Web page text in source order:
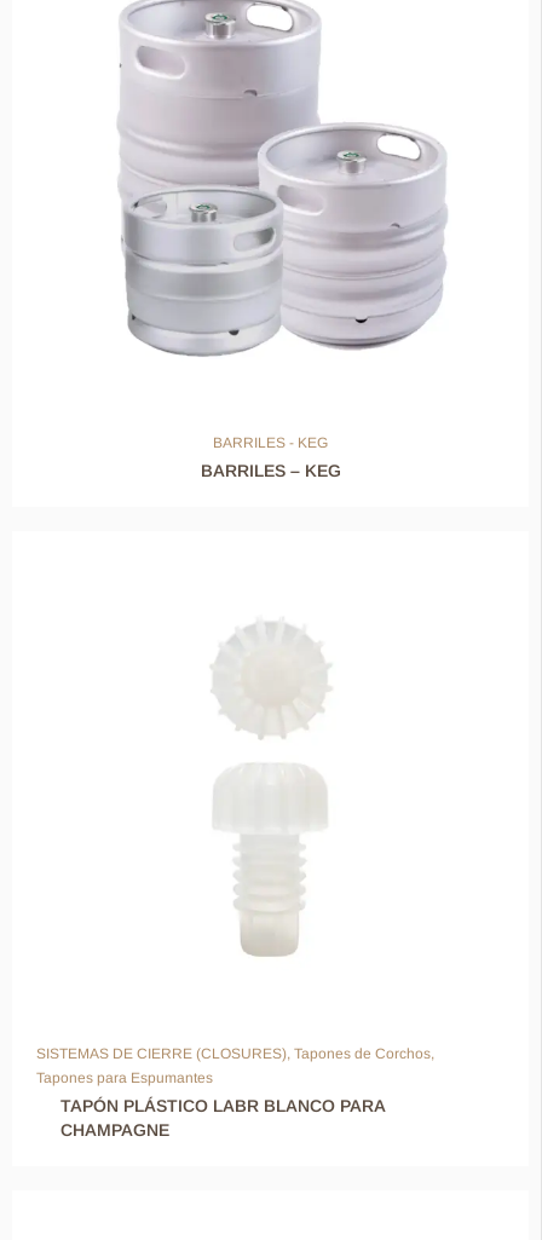
BARRILES - KEG
BARRILES – KEG
SISTEMAS DE CIERRE (CLOSURES), Tapones de Corchos,
Tapones para Espumantes
TAPÓN PLÁSTICO LABR BLANCO PARA
CHAMPAGNE